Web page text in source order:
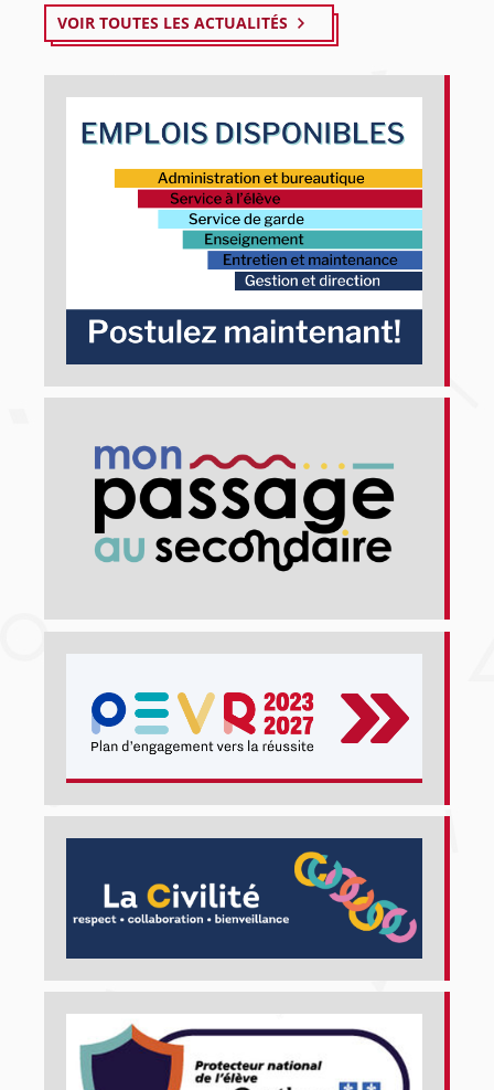
VOIR TOUTES LES ACTUALITÉS